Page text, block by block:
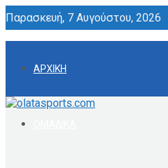
Παρασκευή, 7 Αυγούστου, 2026
ΑΡΧΙΚΗ